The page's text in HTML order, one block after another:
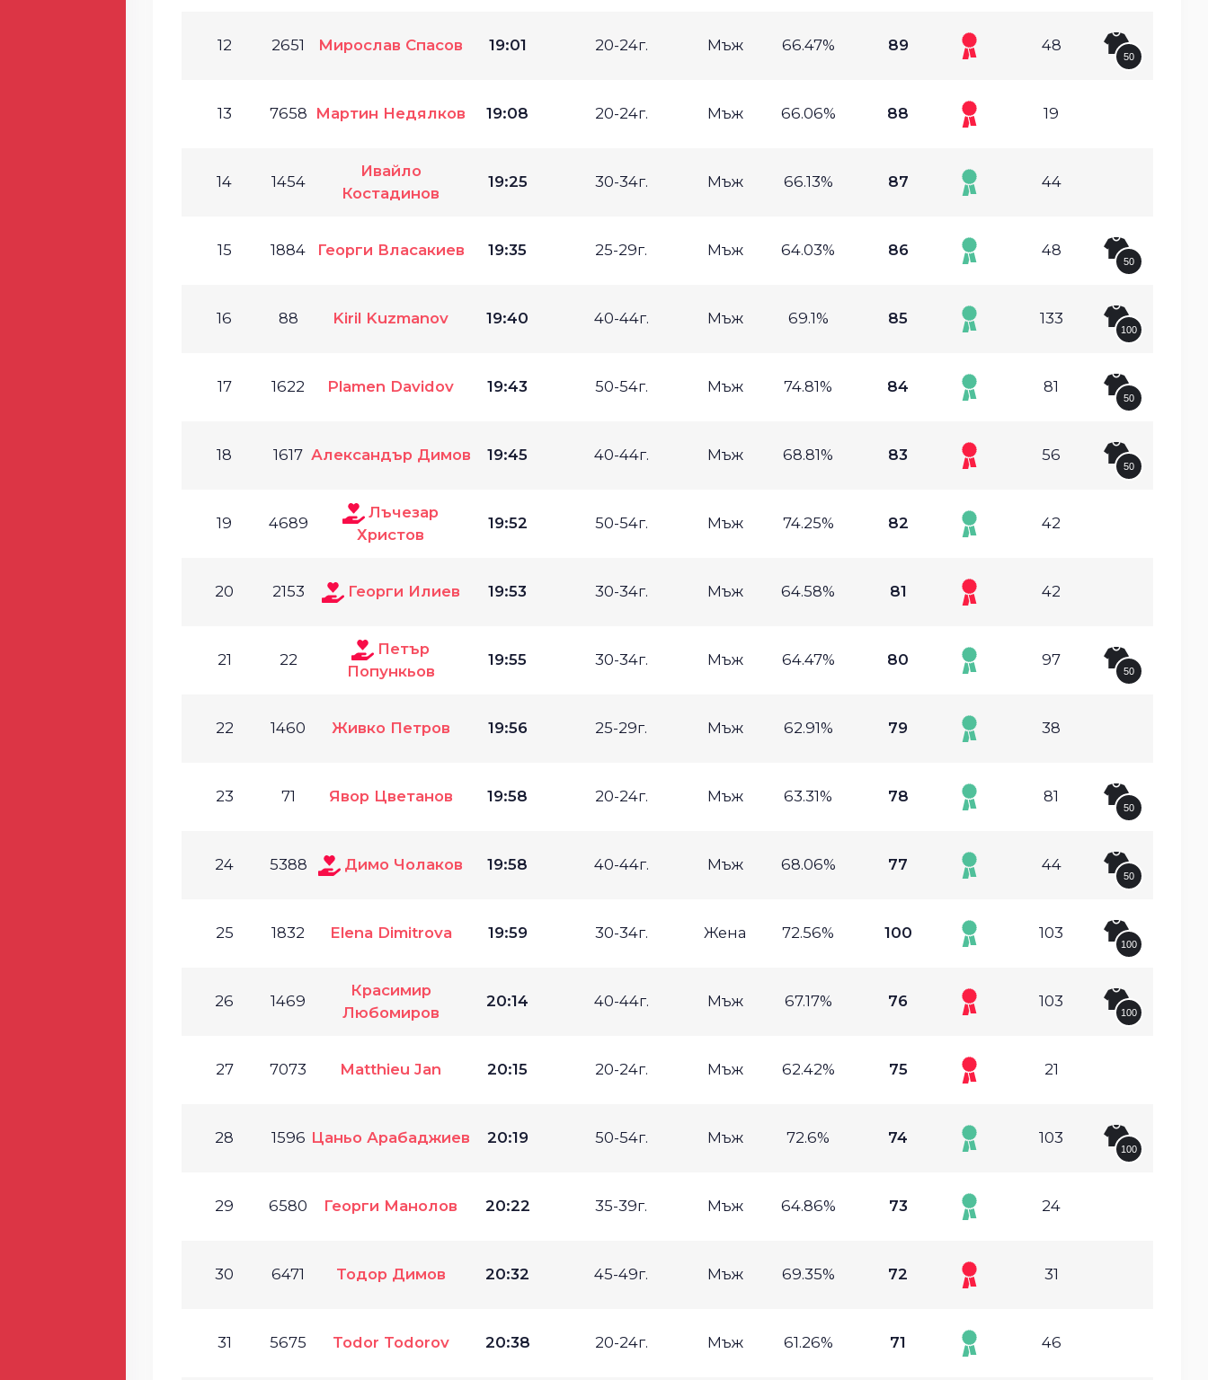
12 2651 Мирослав Спасов 19:01 20-24г. Мъж 66.47% 89 48
50
13 7658 Мартин Недялков 19:08 20-24г. Мъж 66.06% 88 19
14 1454
Ивайло
Костадинов
19:25 30-34г. Мъж 66.13% 87 44
15 1884 Георги Власакиев 19:35 25-29г. Мъж 64.03% 86 48
50
16 88 Kiril Kuzmanov 19:40 40-44г. Мъж 69.1% 85 133
100
17 1622 Plamen Davidov 19:43 50-54г. Мъж 74.81% 84 81
50
18 1617 Александър Димов 19:45 40-44г. Мъж 68.81% 83 56
50
19 4689
Лъчезар
Христов
19:52 50-54г. Мъж 74.25% 82 42
20 2153 Георги Илиев 19:53 30-34г. Мъж 64.58% 81 42
21 22
Петър
Попункьов
19:55 30-34г. Мъж 64.47% 80 97
50
22 1460 Живко Петров 19:56 25-29г. Мъж 62.91% 79 38
23 71 Явор Цветанов 19:58 20-24г. Мъж 63.31% 78 81
50
24 5388 Димо Чолаков 19:58 40-44г. Мъж 68.06% 77 44
50
25 1832 Elena Dimitrova 19:59 30-34г. Жена 72.56% 100 103
100
26 1469
Красимир
Любомиров
20:14 40-44г. Мъж 67.17% 76 103
100
27 7073 Matthieu Jan 20:15 20-24г. Мъж 62.42% 75 21
28 1596 Цаньо Арабаджиев 20:19 50-54г. Мъж 72.6% 74 103
100
29 6580 Георги Манолов 20:22 35-39г. Мъж 64.86% 73 24
30 6471 Тодор Димов 20:32 45-49г. Мъж 69.35% 72 31
31 5675 Todor Todorov 20:38 20-24г. Мъж 61.26% 71 46